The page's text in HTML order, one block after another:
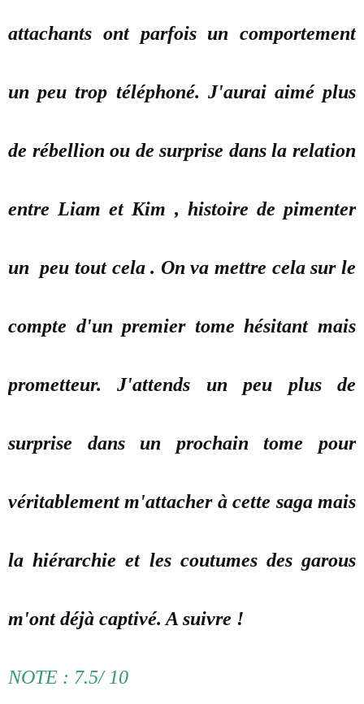
attachants ont parfois un comportement
un peu trop téléphoné. J'aurai aimé plus
de rébellion ou de surprise dans la relation
entre Liam et Kim , histoire de pimenter
un peu tout cela . On va mettre cela sur le
compte d'un premier tome hésitant mais
prometteur. J'attends un peu plus de
surprise dans un prochain tome pour
véritablement m'attacher à cette saga mais
la hiérarchie et les coutumes des garous
m'ont déjà captivé. A suivre !
NOTE : 7.5/ 10